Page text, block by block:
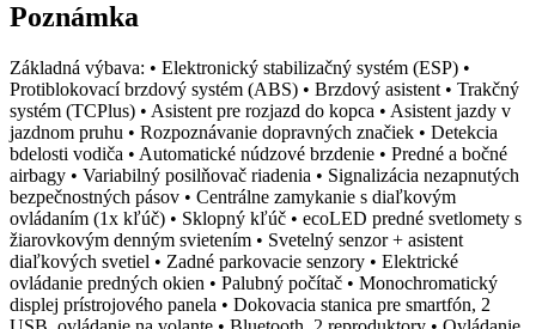
Poznámka
Základná výbava: • Elektronický stabilizačný systém (ESP) •
Protiblokovací brzdový systém (ABS) • Brzdový asistent • Trakčný
systém (TCPlus) • Asistent pre rozjazd do kopca • Asistent jazdy v
jazdnom pruhu • Rozpoznávanie dopravných značiek • Detekcia
bdelosti vodiča • Automatické núdzové brzdenie • Predné a bočné
airbagy • Variabilný posilňovač riadenia • Signalizácia nezapnutých
bezpečnostných pásov • Centrálne zamykanie s diaľkovým
ovládaním (1x kľúč) • Sklopný kľúč • ecoLED predné svetlomety s
žiarovkovým denným svietením • Svetelný senzor + asistent
diaľkových svetiel • Zadné parkovacie senzory • Elektrické
ovládanie predných okien • Palubný počítač • Monochromatický
displej prístrojového panela • Dokovacia stanica pre smartfón, 2